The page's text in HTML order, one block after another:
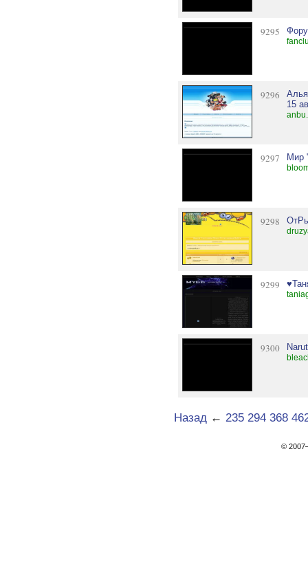
9295
9296
15
9297 Мир
9298
9299
9300
Назад ← 235 294 368
©